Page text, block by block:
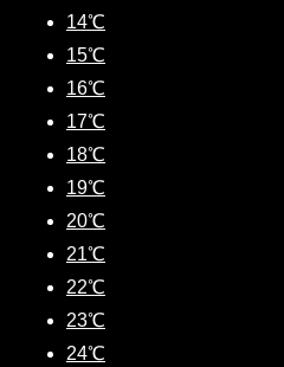
14℃
15℃
16℃
17℃
18℃
19℃
20℃
21℃
22℃
23℃
24℃